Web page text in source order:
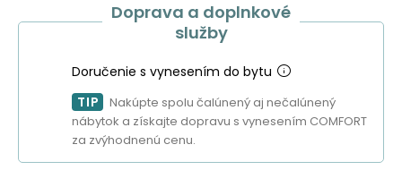
Doprava a doplnkové
služby
Doručenie s vynesením do bytu
TIP
Nakúpte spolu čalúnený aj nečalúnený
nábytok a získajte dopravu s vynesením COMFORT
za zvýhodnenú cenu.